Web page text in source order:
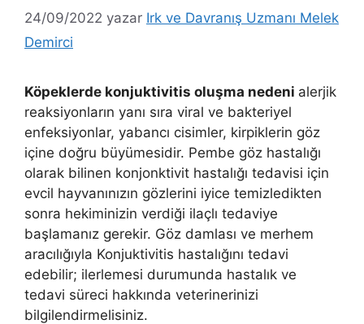
24/09/2022 yazar Irk ve Davranış Uzmanı Melek
Demirci
Köpeklerde konjuktivitis oluşma nedeni alerjik
reaksiyonların yanı sıra viral ve bakteriyel
enfeksiyonlar, yabancı cisimler, kirpiklerin göz
içine doğru büyümesidir. Pembe göz hastalığı
olarak bilinen konjonktivit hastalığı tedavisi için
evcil hayvanınızın gözlerini iyice temizledikten
sonra hekiminizin verdiği ilaçlı tedaviye
başlamanız gerekir. Göz damlası ve merhem
aracılığıyla Konjuktivitis hastalığını tedavi
edebilir; ilerlemesi durumunda hastalık ve
tedavi süreci hakkında veterinerinizi
bilgilendirmelisiniz.